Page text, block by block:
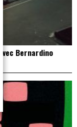
Bernardino